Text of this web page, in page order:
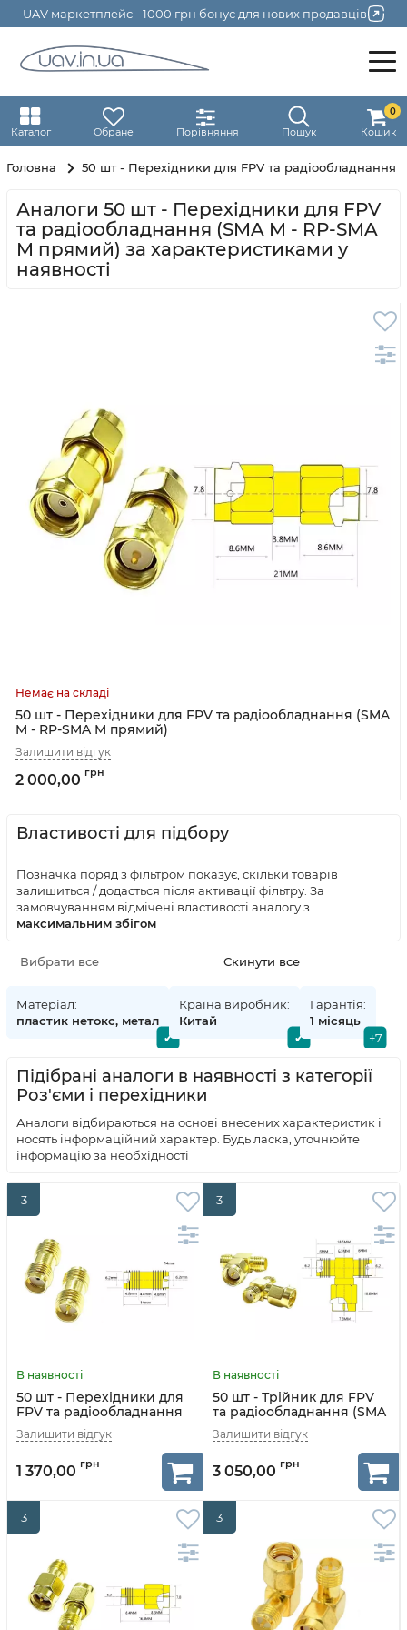
UAV маркетплейс - 1000 грн бонус для нових продавців
Каталог Обране Порівняння Пошук Кошик
0
Головна 50 шт - Перехідники для FPV та радіообладнання
Аналоги 50 шт - Перехідники для FPV
та радіообладнання (SMA M - RP-SMA
M прямий) за характеристиками у
наявності
50 шт - Перехідники для FPV та радіообладнання (SMA
M - RP-SMA M прямий)
2 000,00
Властивості для підбору
Позначка поряд з фільтром показує, скільки товарів
залишиться / додасться після активації фільтру. За
замовчуванням відмічені властивості аналогу з
максимальним збігом
Матеріал:
пластик нетокс, метал
Країна виробник:
Китай
Гарантія:
1 місяць
Підібрані аналоги в наявності з категорії
Роз'єми і перехідники
Аналоги відбираються на основі внесених характеристик і
носять інформаційний характер. Будь ласка, уточнюйте
інформацію за необхідності
3
50 шт - Перехідники для
FPV та радіообладнання
(SMA F - RP-SMA F
прямий)
1 370,00
3
50 шт - Трійник для FPV
та радіообладнання (SMA
F - SMA M - SMA F)
3 050,00
3 3